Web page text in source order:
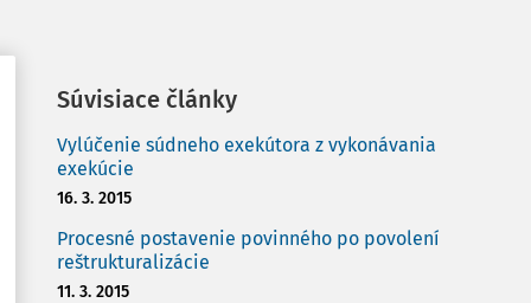
Súvisiace články
Vylúčenie súdneho exekútora z vykonávania
exekúcie
16. 3. 2015
Procesné postavenie povinného po povolení
reštrukturalizácie
11. 3. 2015